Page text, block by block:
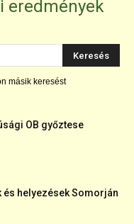
eredmények
másik keresést
OB győztese
és helyezések Somorján